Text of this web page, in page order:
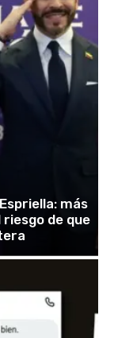
más
de que